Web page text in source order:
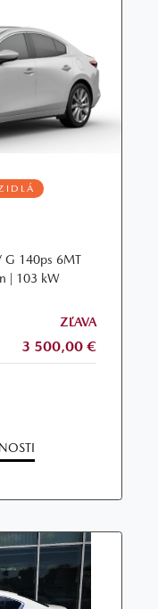
G 140ps 6MT
| 103 kW
ZĽAVA
3 500,00 €